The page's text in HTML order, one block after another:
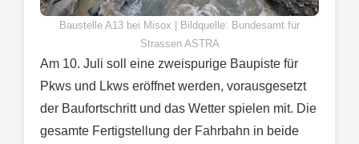
Baustelle A13 bei Misox | Bildquelle: Bundesamt für
Strassen ASTRA
Am 10. Juli soll eine zweispurige Baupiste für
Pkws und Lkws eröffnet werden, vorausgesetzt
der Baufortschritt und das Wetter spielen mit. Die
gesamte Fertigstellung der Fahrbahn in beide